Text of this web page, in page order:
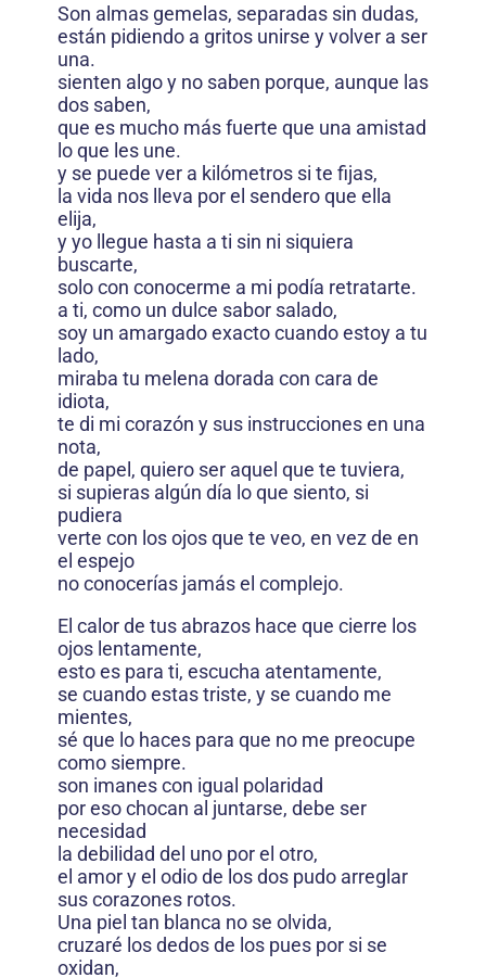
Son almas gemelas, separadas sin dudas,
están pidiendo a gritos unirse y volver a ser
una.
sienten algo y no saben porque, aunque las
dos saben,
que es mucho más fuerte que una amistad
lo que les une.
y se puede ver a kilómetros si te fijas,
la vida nos lleva por el sendero que ella
elija,
y yo llegue hasta a ti sin ni siquiera
buscarte,
solo con conocerme a mi podía retratarte.
a ti, como un dulce sabor salado,
soy un amargado exacto cuando estoy a tu
lado,
miraba tu melena dorada con cara de
idiota,
te di mi corazón y sus instrucciones en una
nota,
de papel, quiero ser aquel que te tuviera,
si supieras algún día lo que siento, si
pudiera
verte con los ojos que te veo, en vez de en
el espejo
no conocerías jamás el complejo.
El calor de tus abrazos hace que cierre los
ojos lentamente,
esto es para ti, escucha atentamente,
se cuando estas triste, y se cuando me
mientes,
sé que lo haces para que no me preocupe
como siempre.
son imanes con igual polaridad
por eso chocan al juntarse, debe ser
necesidad
la debilidad del uno por el otro,
el amor y el odio de los dos pudo arreglar
sus corazones rotos.
Una piel tan blanca no se olvida,
cruzaré los dedos de los pues por si se
oxidan,